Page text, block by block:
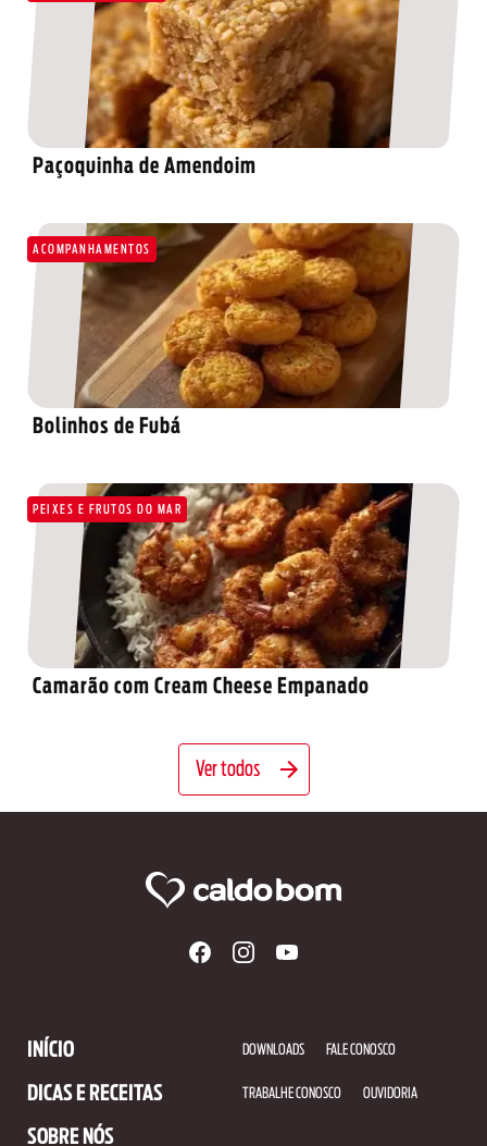
Paçoquinha de Amendoim
ACOMPANHAMENTOS
Bolinhos de Fubá
PEIXES E FRUTOS DO MAR
Camarão com Cream Cheese Empanado
Ver todos
INÍCIO
DICAS E RECEITAS
SOBRE NÓS
DOWNLOADS FALE CONOSCO
TRABALHE CONOSCO OUVIDORIA